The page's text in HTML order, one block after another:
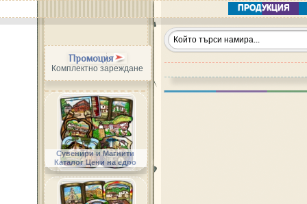
ПРОДУКЦИЯ
Промоция
Комплектно зареждане
Сувенири и Магнити
Каталог Цени на едро